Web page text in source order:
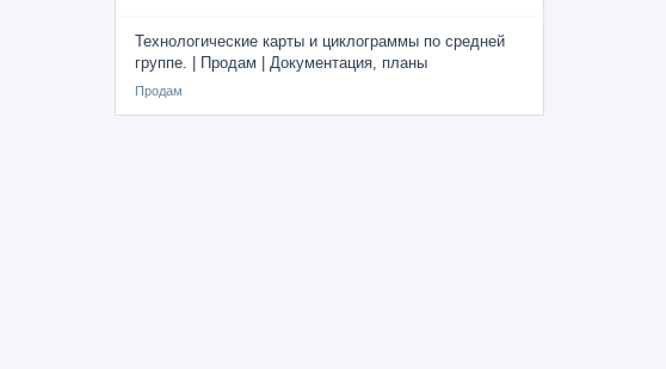
Технологические карты и циклограммы по средней
группе. | Продам | Документация, планы
Продам